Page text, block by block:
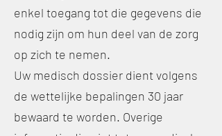
enkel toegang tot die gegevens die
nodig zijn om hun deel van de zorg
op zich te nemen.
Uw medisch dossier dient volgens
de wettelijke bepalingen 30 jaar
bewaard te worden. Overige